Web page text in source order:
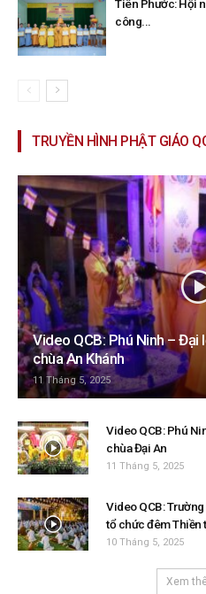
Tiên Phước: Hội
công...
TRUYỀN HÌNH PHẬT GIÁO
Video QCB: Phú Ninh – Đại
chùa An Khánh
11 Tháng 5, 2025
Video QCB: Phú
chùa Đại An
11 Tháng 5, 2025
Video QCB:
tổ chức đêm Thiền
10 Tháng 5, 2025
Xem